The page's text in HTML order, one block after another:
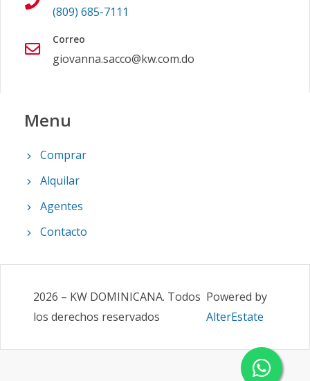
(809) 685-7111
Correo
giovanna.sacco@kw.com.do
Menu
Comprar
Alquilar
Agentes
Contacto
2026 – KW DOMINICANA. Todos
los derechos reservados
Powered by
AlterEstate